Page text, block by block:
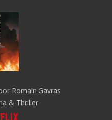
Romain Gavras
& Thriller